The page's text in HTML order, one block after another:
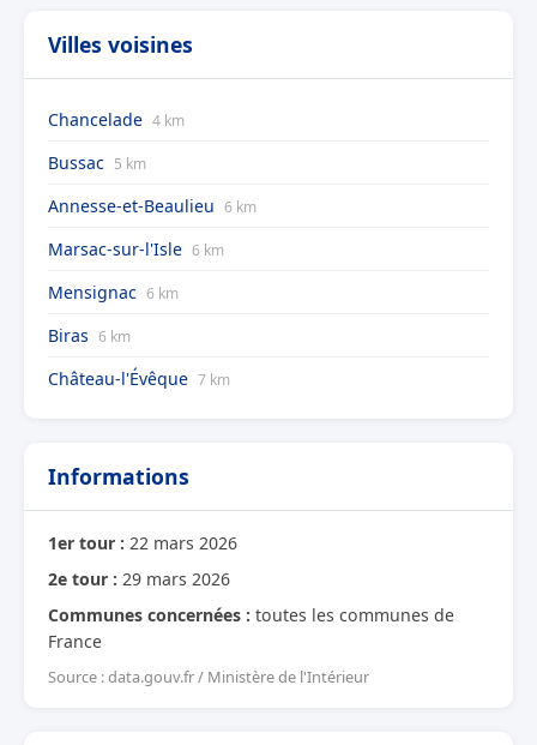
Villes voisines
Chancelade 4 km
Bussac 5 km
Annesse-et-Beaulieu 6 km
Marsac-sur-l'Isle 6 km
Mensignac 6 km
Biras 6 km
Château-l'Évêque 7 km
Informations
1er tour : 22 mars 2026
2e tour : 29 mars 2026
Communes concernées : toutes les communes de
France
Source : data.gouv.fr / Ministère de l'Intérieur